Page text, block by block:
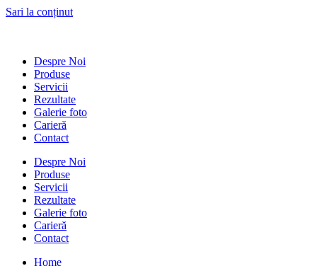
Sari la conținut
Despre Noi
Produse
Servicii
Rezultate
Galerie foto
Carieră
Contact
Despre Noi
Produse
Servicii
Rezultate
Galerie foto
Carieră
Contact
Home